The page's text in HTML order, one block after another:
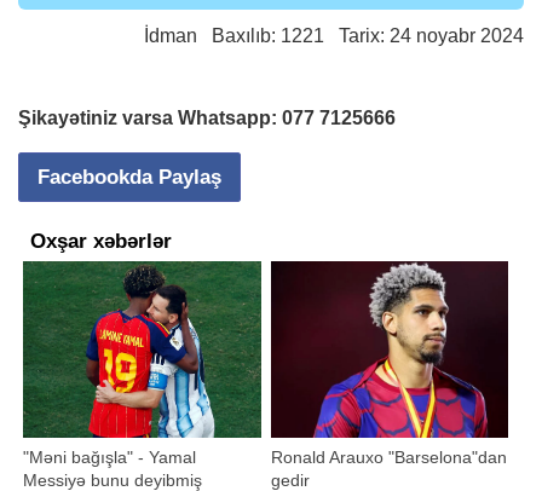
İdman Baxılıb: 1221 Tarix: 24 noyabr 2024
Şikayətiniz varsa Whatsapp: 077 7125666
Facebookda Paylaş
Oxşar xəbərlər
"Məni bağışla" - Yamal
Messiyə bunu deyibmiş
Ronald Arauxo "Barselona"dan
gedir